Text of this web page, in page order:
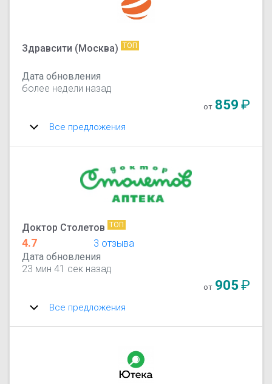
Здравсити (Москва) ТОП
Дата обновления
более недели назад
от 859₽
Все предложения
Доктор Столетов ТОП
4.7
3 отзыва
Дата обновления
23 мин 41 сек назад
от 905₽
Все предложения